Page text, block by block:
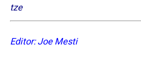
tze
Editor: Joe Mesti